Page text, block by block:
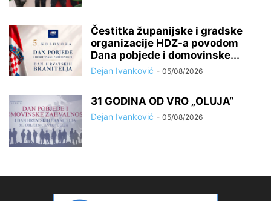
Čestitka županijske i gradske
organizacije HDZ-a povodom
Dana pobjede i domovinske...
Dejan Ivanković - 05/08/2026
31 GODINA OD VRO „OLUJA“
Dejan Ivanković - 05/08/2026